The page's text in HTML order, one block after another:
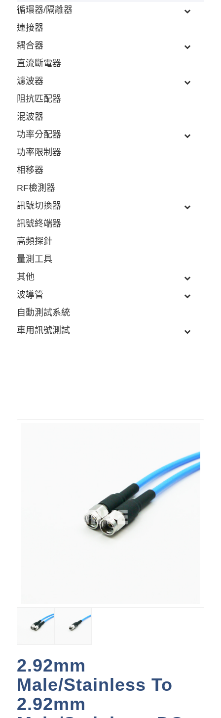
2.92mm
Male/Stainless To
2.92mm
循環器/隔離器
連接器
耦合器
直流斷電器
濾波器
阻抗匹配器
混波器
功率分配器
功率限制器
相移器
RF檢測器
訊號切換器
訊號終端器
高頻探針
量測工具
其他
波導管
自動測試系統
車用訊號測試